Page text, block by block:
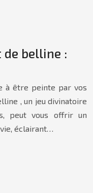
belline :
à être peinte par vos
, un jeu divinatoire
peut vous offrir un
éclairant…